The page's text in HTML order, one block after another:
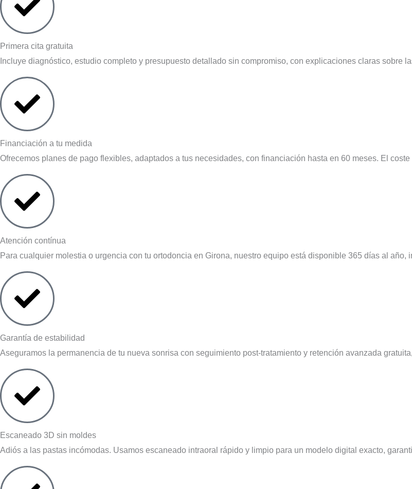
Primera cita gratuita
Incluye diagnóstico, estudio completo y presupuesto detallado sin compromiso, con explicaciones claras sobre
Financiación a tu medida
Ofrecemos planes de pago flexibles, adaptados a tus necesidades, con financiación hasta en 60 meses. El
Atención contínua
Para cualquier molestia o urgencia con tu ortodoncia en Girona, nuestro equipo está disponible 365 días al año,
Garantía de estabilidad
Aseguramos la permanencia de tu nueva sonrisa con seguimiento post-tratamiento y retención avanzada
Escaneado 3D sin moldes
Adiós a las pastas incómodas. Usamos escaneado intraoral rápido y limpio para un modelo digital exacto,